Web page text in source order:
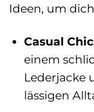
Ideen, um
Casual
einem
Lederjacke
lässigen